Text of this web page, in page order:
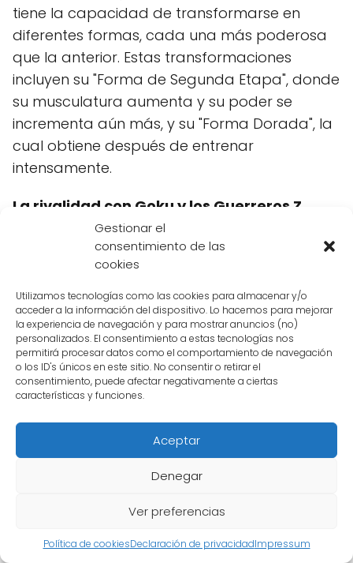
Gestionar el
consentimiento de las
cookies
Utilizamos tecnologías como las cookies para almacenar y/o
acceder a la información del dispositivo. Lo hacemos para mejorar
la experiencia de navegación y para mostrar anuncios (no)
personalizados. El consentimiento a estas tecnologías nos
permitirá procesar datos como el comportamiento de navegación
o los ID's únicos en este sitio. No consentir o retirar el
consentimiento, puede afectar negativamente a ciertas
características y funciones.
Aceptar
Denegar
Ver preferencias
Política de cookiesDeclaración de privacidadImpressum
tiene la capacidad de transformarse en
diferentes formas, cada una más poderosa
que la anterior. Estas transformaciones
incluyen su "Forma de Segunda Etapa", donde
su musculatura aumenta y su poder se
incrementa aún más, y su "Forma Dorada", la
cual obtiene después de entrenar
intensamente.
La rivalidad con Goku y los Guerreros Z
La rivalidad entreFreezery Goku es una de
las más intensas en la historia de Dragon Ball
Z. Desde su primer encuentro en el planeta
Namek, ambos personajes se han enfrentado
en varias ocasiones, con Goku siempre
tratando de detener los planes malévolos de
Freezer.
enfrentamientos con otros miembros de los
Guerreros Z, como Vegeta, Gohan y Piccolo.
Cada batalla ha sido una lucha intensa y
Freezer
su poder y crueldad una y otra vez.